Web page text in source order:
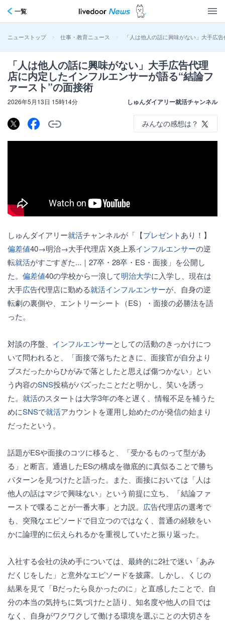
一覧
ニューストップ > 仕事・教育ニュース > 「人は他人の話に興味がない」大手広
「人は他人の話に興味がない」大手広告代理
店に内定したインフルエンサーが語る“結論フ
ァースト”の面接術
2026年5月13日 15時14分 しゅんダイアリー就活チャンネル
みんなの感想は？
しゅんダイアリー就活チャンネルが「【プレゼントあり！】
偏差値40→明治→大手代理店 X炎上系インフルエンサーの逆
転就活がすごすぎた...｜27卒・28卒・ES・面接」を公開し
た。 偏差値40の学校から一浪して明治大学に入学し、現在は
大手広告代理店に勤める就活インフルエンサーが、自身の逆
転劇の裏側や、エントリーシート（ES）・面接の必勝法を語
った。
対談の序盤、 インフルエンサーとしての活動のきっかけにつ
いて問われると、「面接で落ちたときに、面接官が自分より
ブスだったからひがみで落としたと思えば傷つかない」とい
う内容のSNS投稿がバズったことだと明かし、笑いを誘っ
た。 就活のスタートは大学3年の冬と遅く、情報不足を補うた
めにSNSで就活アカウントを運用し始めたのが発信の始まり
だったという。
話題がESや面接のコツに移ると、「受かるものって型があ
る」と断言。通過したESの構成を徹底的に真似ることで勝ち
パターンを見つけたと語った。また、面接においては「人は
他人の話はマジで興味ない」という前提に立ち、「結論ファ
ーストで喋ることが一番大事」と力説。 広告代理店の選考で
も、突飛なエピソードで目立つのではなく、普通の経験をい
かに論理的に伝えられるかを重視していたと振り返った。
入社する会社の決め手については、最終的に2社で迷い「あみ
だくじをした」と意外なエピソードを披露。しかし、くじの
結果を見て「Bだったら良かったのに」と直感したことで、自
分の本当の気持ちに気づけたと語り、知名度や他人の目では
なく、自身がワクワクして働ける環境を選ぶことの大切さを